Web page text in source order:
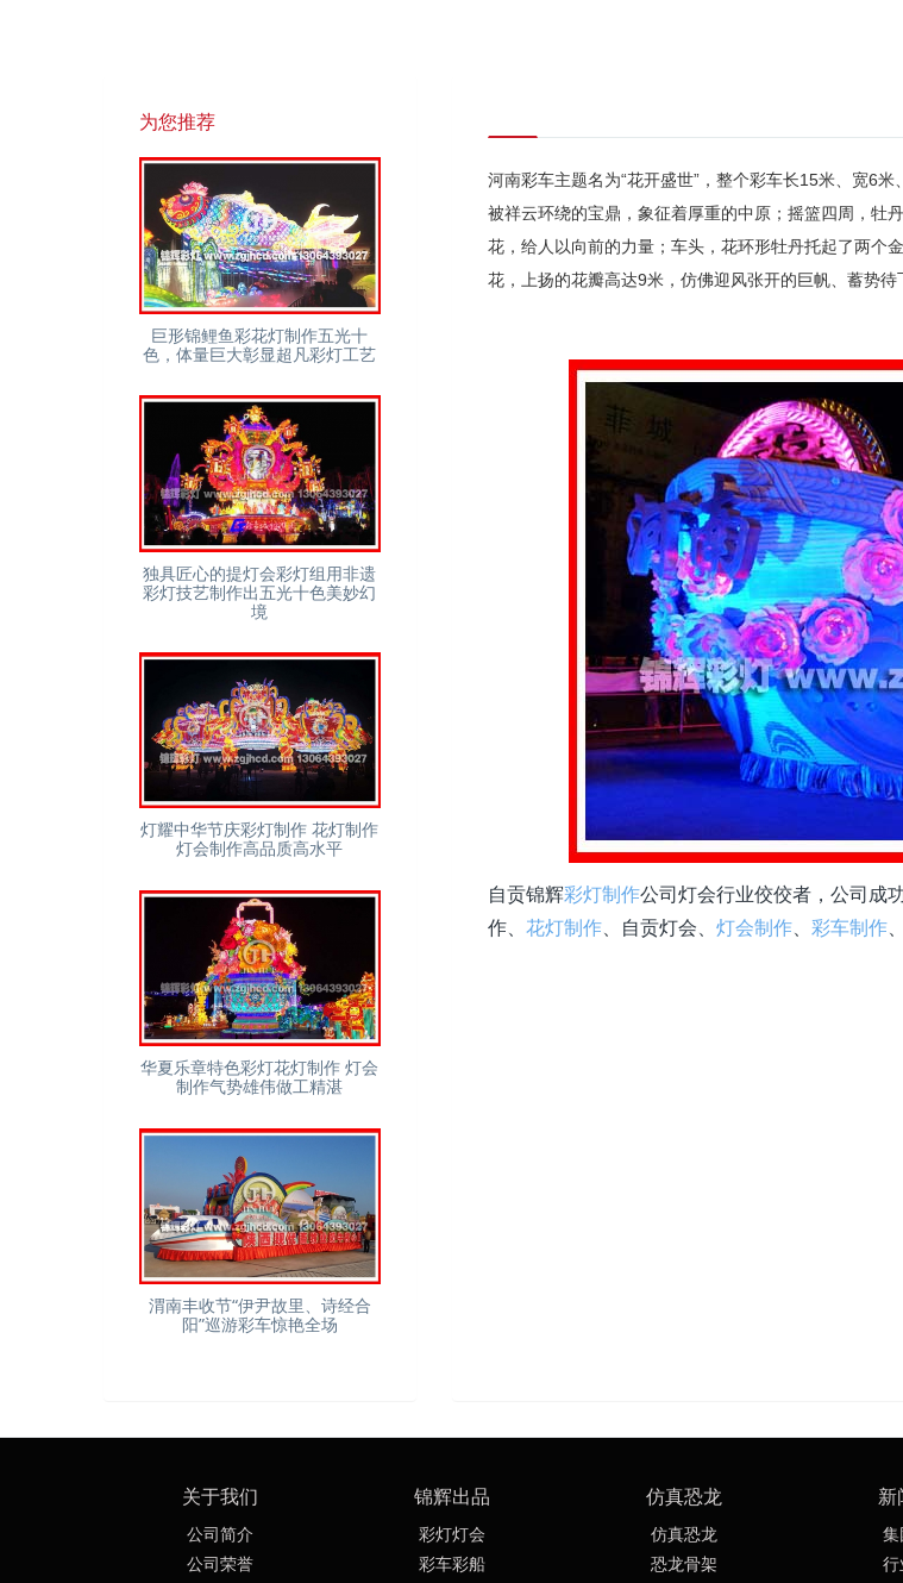
河南彩车主题名为“花开盛世”，整个彩车长15米、宽6
被祥云环绕的宝鼎，象征着厚重的中原；摇篮四周，牡
花，给人以向前的力量；车头，花环形牡丹托起了两
花，上扬的花瓣高达9米，仿佛迎风张开的巨帆、蓄势待
自贡锦辉彩灯制作公司灯会行业佼佼者，公司成
作、 花灯制作、自贡灯会、 灯会制作、 彩车制作
为您推荐
巨形锦鲤鱼彩花灯制作五光十
色，体量巨大彰显超凡彩灯工艺
独具匠心的提灯会彩灯组用非遗
彩灯技艺制作出五光十色美妙幻
境
灯耀中华节庆彩灯制作 花灯制作
灯会制作高品质高水平
华夏乐章特色彩灯花灯制作 灯会
制作气势雄伟做工精湛
渭南丰收节“伊尹故里、诗经合
阳”巡游彩车惊艳全场
关于我们
公司简介
公司荣誉
锦辉出品
彩灯灯会
彩车彩船
仿真恐龙
仿真恐龙
恐龙骨架
新